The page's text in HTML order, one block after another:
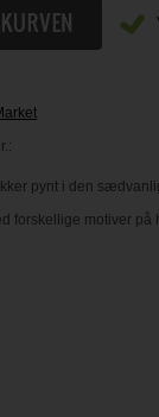
pynt i den
forskellige motiver på